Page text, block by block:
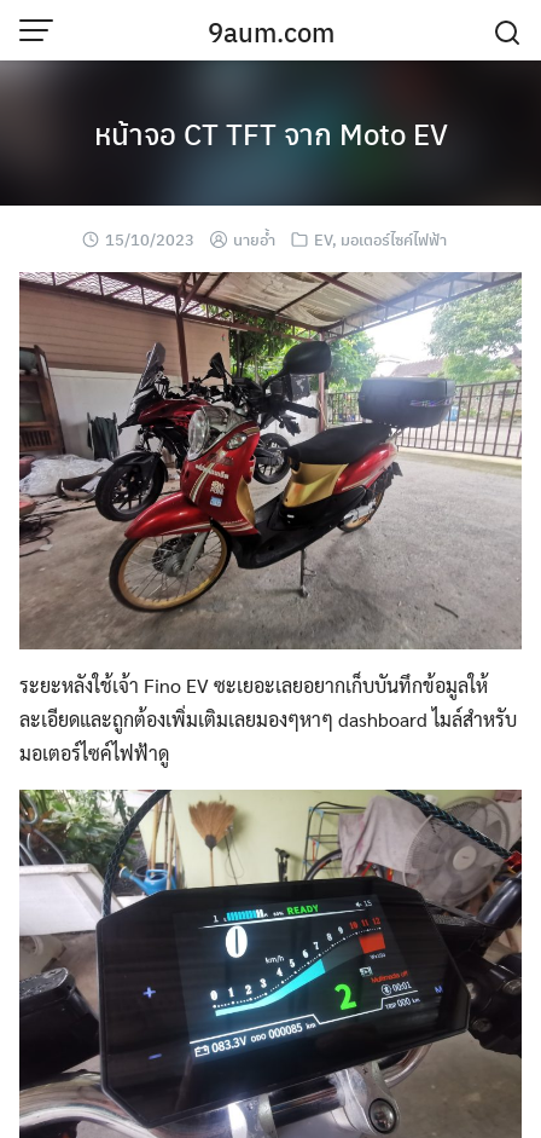
Skip
content
9aum.com
หน้าจอ CT TFT จาก Moto EV
15/10/2023 นายอ้ำ EV, มอเตอร์ไซค์ไฟฟ้า
ระยะหลังใช้เจ้า Fino EV ซะเยอะเลยอยากเก็บบันทึกข้อมูลให้
ละเอียดและถูกต้องเพิ่มเติมเลยมองๆหาๆ dashboard ไมล์สำหรับ
มอเตอร์ไซค์ไฟฟ้าดู